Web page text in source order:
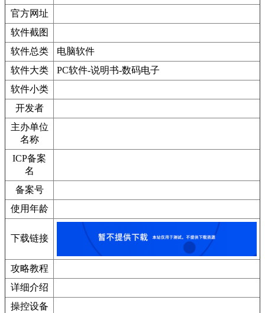
官方网址
软件截图
软件总类
电脑软件
软件大类
PC软件-说明书-数码电子
软件小类
开发者
主办单位
名称
ICP备案
名
备案号
使用年龄
下载链接
攻略教程
详细介绍
操控设备